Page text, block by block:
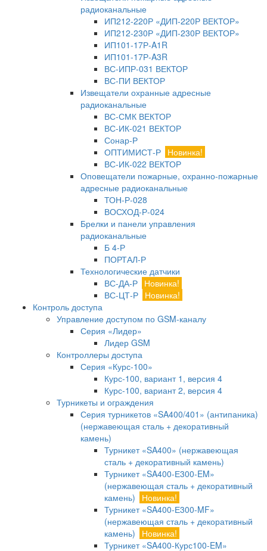
радиоканальные
ИП212-220Р «ДИП-220Р ВЕКТОР»
ИП212-230Р «ДИП-230Р ВЕКТОР»
ИП101-17Р-A1R
ИП101-17Р-A3R
ВС-ИПР-031 ВЕКТОР
ВС-ПИ ВЕКТОР
Извещатели охранные адресные
радиоканальные
ВС-СМК ВЕКТОР
ВС-ИК-021 ВЕКТОР
Сонар-Р
ОПТИМИСТ-Р Новинка!
ВС-ИК-022 ВЕКТОР
Оповещатели пожарные, охранно-пожарные
адресные радиоканальные
ТОН-Р-028
ВОСХОД-Р-024
Брелки и панели управления
радиоканальные
Б 4-Р
ПОРТАЛ-Р
Технологические датчики
ВС-ДА-Р Новинка!
ВС-ЦТ-Р Новинка!
Контроль доступа
Управление доступом по GSM-каналу
Серия «Лидер»
Лидер GSM
Контроллеры доступа
Серия «Курс-100»
Курс-100, вариант 1, версия 4
Курс-100, вариант 2, версия 4
Турникеты и ограждения
Серия турникетов «SA400/401» (антипаника)
(нержавеющая сталь + декоративный
камень)
Турникет «SA400» (нержавеющая
сталь + декоративный камень)
Турникет «SA400-Е300-EM»
(нержавеющая сталь + декоративный
камень)
Новинка!
Турникет «SA400-Е300-MF»
(нержавеющая сталь + декоративный
камень)
Новинка!
Турникет «SA400-Курс100-EM»